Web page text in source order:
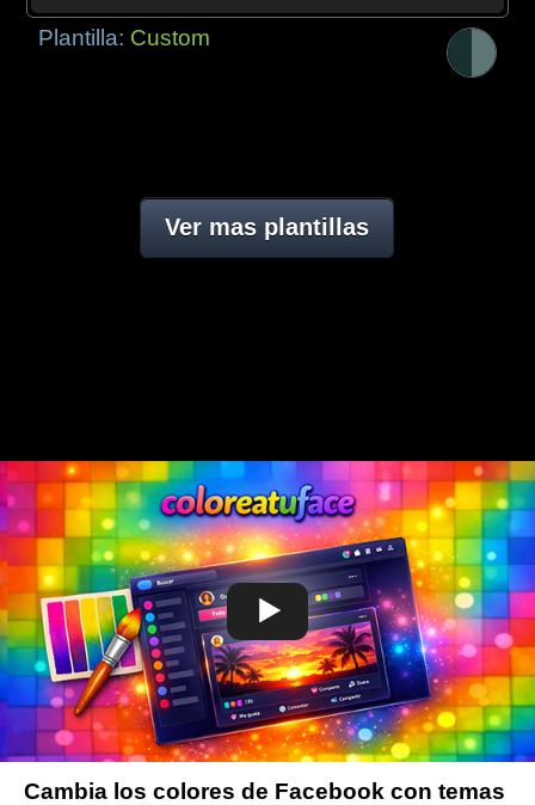
Plantilla: Custom
Ver mas plantillas
Cambia los colores de Facebook con temas